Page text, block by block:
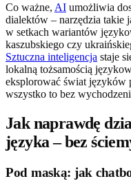
Co ważne, AI umożliwia
dialektów – narzędzia takie
w setkach wariantów
kaszubskiego czy
Sztuczna inteligencja staje
lokalną tożsamością
eksplorować świat języków
wszystko to bez
Jak naprawdę
języka – bez
Pod maską: jak